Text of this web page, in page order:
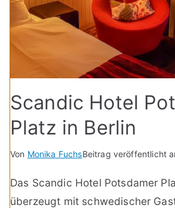
Scandic Hotel
Platz in Berlin
Von Monika FuchsBeitrag veröffentlicht
Das Scandic Hotel Potsdamer
überzeugt mit schwedischer